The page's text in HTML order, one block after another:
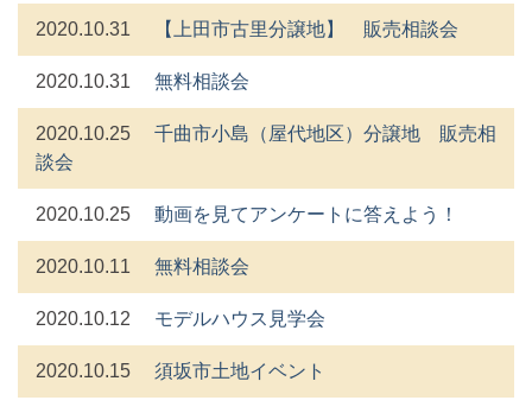
2020.10.31 【上田市古里分譲地】 販売相談会
2020.10.31 無料相談会
2020.10.25
千曲市小島（屋代地区）分譲地 販売相
談会
2020.10.25 動画を見てアンケートに答えよう！
2020.10.11 無料相談会
2020.10.12 モデルハウス見学会
2020.10.15 須坂市土地イベント